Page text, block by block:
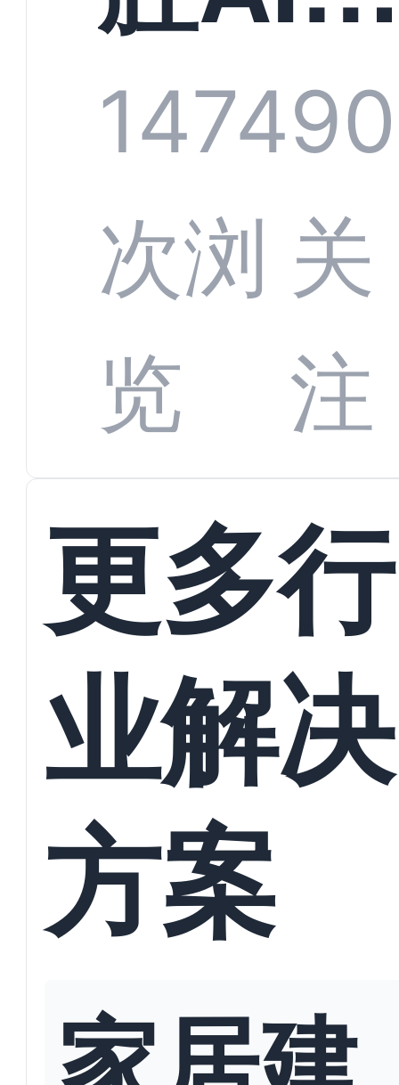
规模化
增长与
数字化
蜕变
服系统
全渠道
数据对
接
1474
次浏
览
关
注
更多行
业解决
方案